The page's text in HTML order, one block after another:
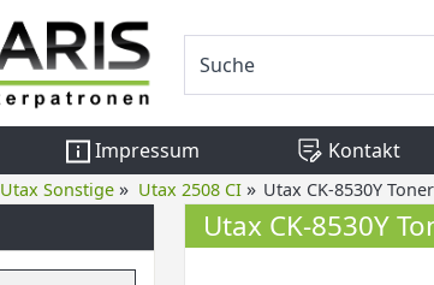
Impressum Kontakt
Utax Sonstige » Utax 2508 CI » Utax CK-8530Y
Utax CK-8530Y